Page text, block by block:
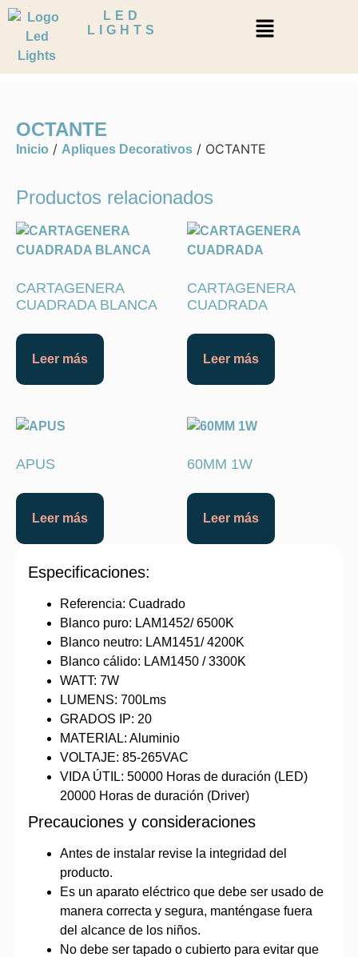
LED
LIGHTS
OCTANTE
Inicio / Apliques Decorativos / OCTANTE
Productos relacionados
CARTAGENERA
CUADRADA BLANCA
Leer más
CARTAGENERA
CUADRADA
Leer más
APUS
Leer más
60MM 1W
Leer más
Especificaciones:
Referencia: Cuadrado
Blanco puro: LAM1452/ 6500K
Blanco neutro: LAM1451/ 4200K
Blanco cálido: LAM1450 / 3300K
WATT: 7W
LUMENS: 700Lms
GRADOS IP: 20
MATERIAL: Aluminio
VOLTAJE: 85-265VAC
VIDA ÚTIL: 50000 Horas de duración (LED)
20000 Horas de duración (Driver)
Precauciones y consideraciones
Antes de instalar revise la integridad del
producto.
Es un aparato eléctrico que debe ser usado de
manera correcta y segura, manténgase fuera
del alcance de los niños.
No debe ser tapado o cubierto para evitar que